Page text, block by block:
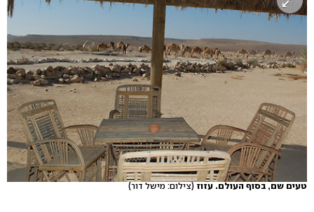
טעים שם, בסוף העולם. עזוז (צילום: מישל דור)